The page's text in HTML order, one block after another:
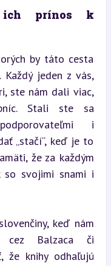
ich prínos k
by táto cesta
jeden z vás,
ste nám dali viac,
Stali ste sa
i
„stačí“, keď je to
že za každým
so svojimi snami i
keď nám
cez Balzaca či
že knihy odhaľujú